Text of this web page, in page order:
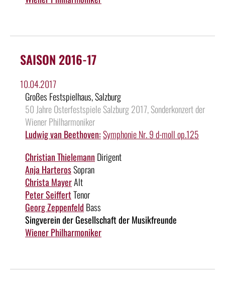
SAISON 2016-17
10.04.2017
Großes Festspielhaus, Salzburg
50 Jahre Osterfestspiele Salzburg 2017, Sonderkonzert der
Wiener Philharmoniker
Ludwig van Beethoven:Symphonie Nr. 9 d-moll op.125
Christian Thielemann Dirigent
Anja HarterosSopran
Christa MayerAlt
Peter SeiffertTenor
Georg Zeppenfeld Bass
Singverein der Gesellschaft der Musikfreunde
Wiener Philharmoniker